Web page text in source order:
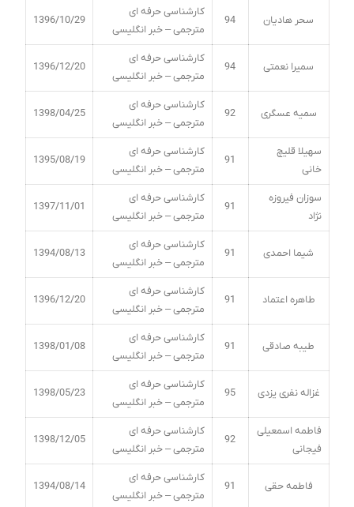
سحر هادیان 94
کارشناسی حرفه ای
مترجمی – خبر انگلیسی
1396/10/29
سمیرا نعمتی 94
کارشناسی حرفه ای
مترجمی – خبر انگلیسی
1396/12/20
سمیه عسگری 92
کارشناسی حرفه ای
مترجمی – خبر انگلیسی
1398/04/25
سهیلا قلیچ
خانی
91
کارشناسی حرفه ای
مترجمی – خبر انگلیسی
1395/08/19
سوزان فیروزه
نژاد
91
کارشناسی حرفه ای
مترجمی – خبر انگلیسی
1397/11/01
شیما احمدی 91
کارشناسی حرفه ای
مترجمی – خبر انگلیسی
1394/08/13
طاهره اعتماد 91
کارشناسی حرفه ای
مترجمی – خبر انگلیسی
1396/12/20
طیبه صادقی 91
کارشناسی حرفه ای
مترجمی – خبر انگلیسی
1398/01/08
غزاله نفری یزدی 95
کارشناسی حرفه ای
مترجمی – خبر انگلیسی
1398/05/23
فاطمه اسمعیلی
فیجانی
92
کارشناسی حرفه ای
مترجمی – خبر انگلیسی
1398/12/05
فاطمه حقی 91
کارشناسی حرفه ای
مترجمی – خبر انگلیسی
1394/08/14